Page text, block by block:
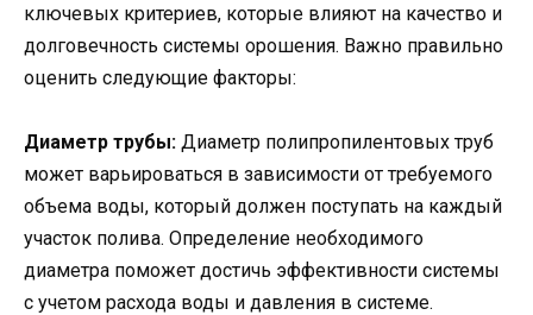
ключевых критериев, которые влияют на качество и
долговечность системы орошения. Важно правильно
оценить следующие факторы:
Диаметр трубы: Диаметр полипропилентовых труб
может варьироваться в зависимости от требуемого
объема воды, который должен поступать на каждый
участок полива. Определение необходимого
диаметра поможет достичь эффективности системы
с учетом расхода воды и давления в системе.